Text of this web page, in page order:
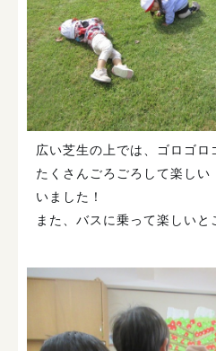
広い芝生の上では、ゴロゴロ
たくさんごろごろして楽しい
いました！
また、バスに乗って楽しいと